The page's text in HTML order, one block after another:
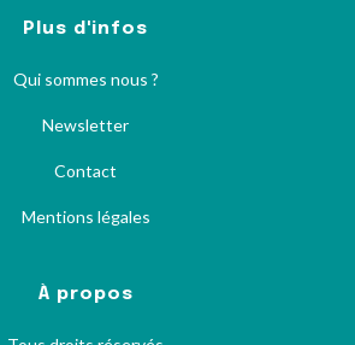
Plus d'infos
Qui sommes nous ?
Newsletter
Contact
Mentions légales
À propos